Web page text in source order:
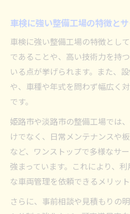
車検に強い整備工場の特徴と
車検に強い整備工場の特徴とし
であることや、高い技術力を持
いる点が挙げられます。また、
や、車種や年式を問わず幅広く
です。
姫路市や淡路市の整備工場では
けでなく、日常メンテナンスや
など、ワンストップで多様なサ
強まっています。これにより、
な車両管理を依頼できるメリット
さらに、事前相談や見積もりの